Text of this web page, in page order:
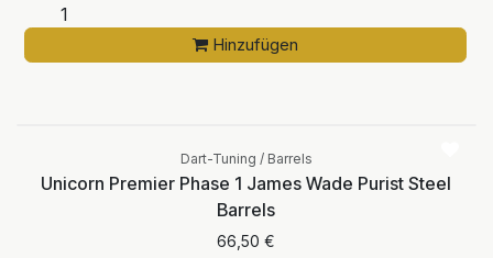
Hinzufügen
Dart-Tuning / Barrels
Unicorn Premier Phase 1 James Wade Purist Steel
Barrels
66,50 €